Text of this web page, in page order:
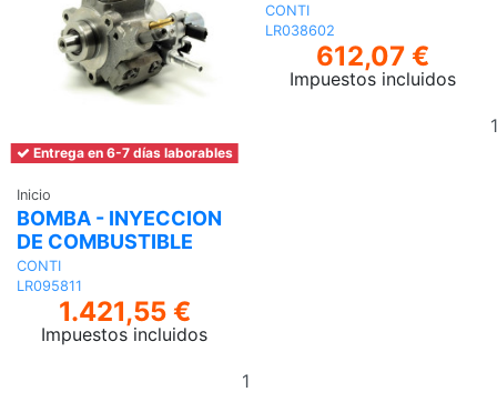
Entrega en 6-7 días laborables
Inicio
BOMBA - INYECCION
DE COMBUSTIBLE
CONTI
LR095811
1.421,55 €
Impuestos incluidos
CONTI
LR038602
612,07 €
Impuestos incluidos